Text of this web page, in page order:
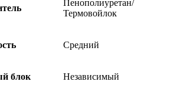
Пенополиуретан/
Термовойлок
Средний
блок Независимый